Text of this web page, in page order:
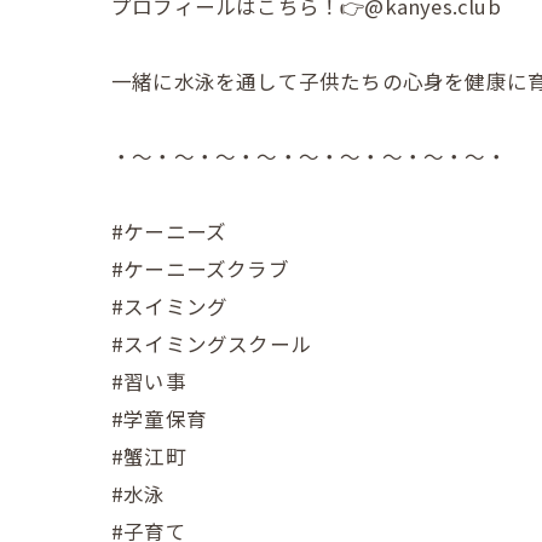
一緒に水泳を通して子供たちの心身を健康に
・～・～・～・～・～・～・～・～・～・
#ケーニーズ
#ケーニーズクラブ
#スイミング
#スイミングスクール
#習い事
#学童保育
#蟹江町
#水泳
#子育て